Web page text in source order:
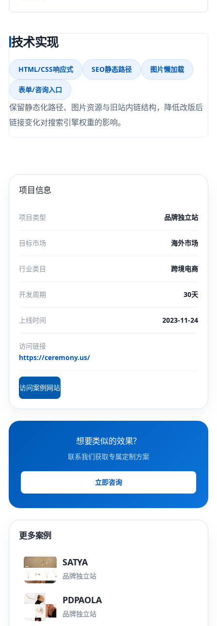
技术实现
HTML/CSS响应式 SEO静态路径 图片懒加载
表单/咨询入口
保留静态化路径、图片资源与旧站内链结构，降低改版后
链接变化对搜索引擎权重的影响。
项目信息
项目类型 品牌独立站
目标市场 海外市场
行业类目 跨境电商
开发周期 30天
上线时间 2023-11-24
访问链接
https://ceremony.us/
访问案例网站
想要类似的效果？
联系我们获取专属定制方案
立即咨询
更多案例
SATYA
品牌独立站
PDPAOLA
品牌独立站